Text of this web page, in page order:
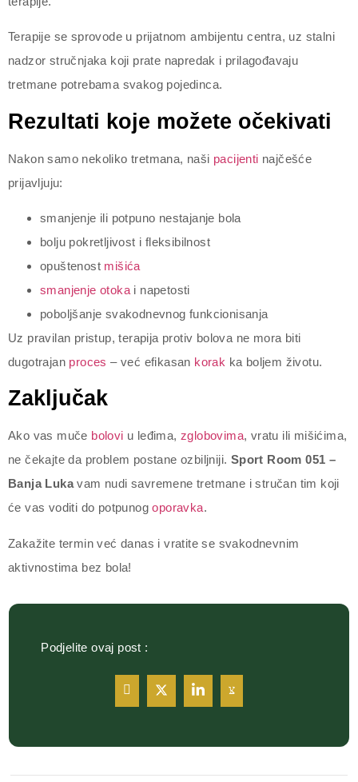
Terapije se sprovode u prijatnom ambijentu centra, uz stalni
nadzor stručnjaka koji prate napredak i prilagođavaju
tretmane potrebama svakog pojedinca.
Rezultati koje možete očekivati
Nakon samo nekoliko tretmana, naši pacijenti najčešće
prijavljuju:
smanjenje ili potpuno nestajanje bola
bolju pokretljivost i fleksibilnost
opuštenost mišića
smanjenje otoka i napetosti
poboljšanje svakodnevnog funkcionisanja
Uz pravilan pristup, terapija protiv bolova ne mora biti
dugotrajan proces – već efikasan korak ka boljem životu.
Zaključak
Ako vas muče bolovi u leđima,zglobovima, vratu ili mišićima,
ne čekajte da problem postane ozbiljniji. Sport Room 051 –
Banja Lukavam nudi savremene tretmane i stručan tim koji
će vas voditi do potpunogoporavka.
Zakažite termin već danas i vratite se svakodnevnim
aktivnostima bez bola!
Podjelite ovaj post :